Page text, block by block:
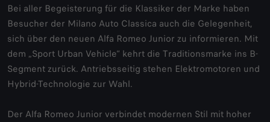
Bei aller Begeisterung für die Klassiker der Marke haben
Besucher der Milano Auto Classica auch die Gelegenheit,
sich über den neuen Alfa Romeo Junior zu informieren. Mit
dem „Sport Urban Vehicle“ kehrt die Traditionsmarke ins B-
Segment zurück. Antriebsseitig stehen Elektromotoren und
Hybrid-Technologie zur Wahl.
Der Alfa Romeo Junior verbindet modernen Stil mit hoher